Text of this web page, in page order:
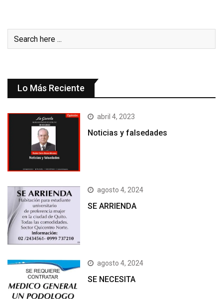
Lo Más Reciente
abril 4, 2023
Noticias y falsedades
agosto 4, 2024
SE ARRIENDA
agosto 4, 2024
SE NECESITA